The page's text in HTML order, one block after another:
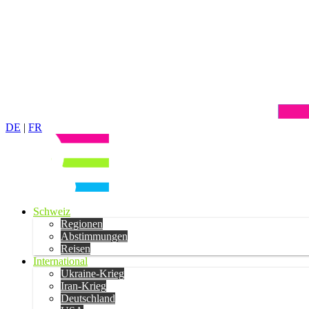
DE | FR
Schweiz
Regionen
Abstimmungen
Reisen
International
Ukraine-Krieg
Iran-Krieg
Deutschland